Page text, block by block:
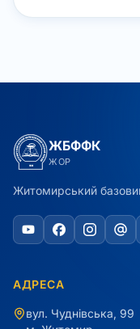
ЖБФФК
ЖОР
Житомирський
АДРЕСА
вул. Чуднівська, 99